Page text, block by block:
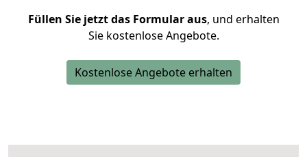
Füllen Sie jetzt das Formular aus, und erhalten
Sie kostenlose Angebote.
Kostenlose Angebote erhalten